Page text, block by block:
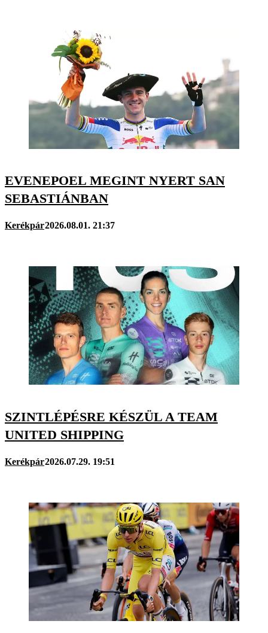
EVENEPOEL MEGINT NYERT SAN
SEBASTIÁNBAN
Kerékpár2026.08.01. 21:37
SZINTLÉPÉSRE KÉSZÜL A TEAM
UNITED SHIPPING
Kerékpár2026.07.29. 19:51